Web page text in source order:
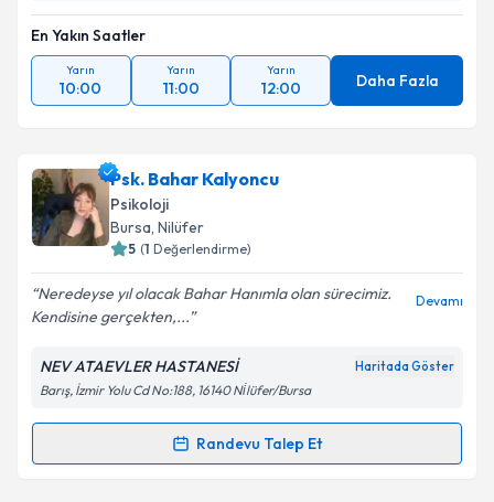
En Yakın Saatler
Yarın
10:00
Yarın
11:00
Yarın
12:00 Daha Fazla
Psk. Bahar Kalyoncu
Psikoloji
Bursa, Nilüfer
5 (1 Değerlendirme)
Neredeyse yıl olacak Bahar Hanımla olan sürecimiz.
Kendisine gerçekten,...
Devamı
NEV ATAEVLER HASTANESİ Haritada Göster
Barış, İzmir Yolu Cd No:188, 16140 Ni̇lüfer/Bursa
Randevu Talep Et
Randevu Takvimi Talebi